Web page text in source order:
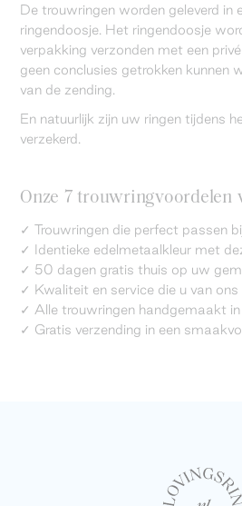
De trouwringen worden geleverd in
ringendoosje. Het ringendoosje
verpakking verzonden met een
geen conclusies getrokken kunnen
van de zending.
En natuurlijk zijn uw ringen tijdens
verzekerd.
Onze 7 trouwringvoordelen
✓ Trouwringen die perfect passen
✓ Identieke edelmetaalkleur met
✓ 50 dagen gratis thuis op uw
✓ Kwaliteit en service die u van
✓ Alle trouwringen handgemaakt
✓ Gratis verzending in een